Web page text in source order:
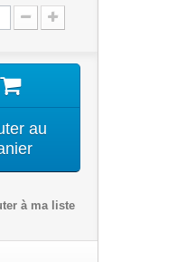
au
à ma liste